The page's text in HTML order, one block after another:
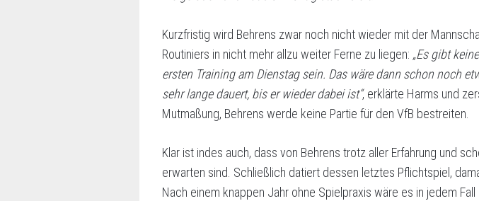
Kurzfristig wird Behrens zwar noch nicht wieder mit der
Routiniers in nicht mehr allzu weiter Ferne zu liegen: „Es gibt
ersten Training am Dienstag sein. Das wäre dann schon noch
sehr lange dauert, bis er wieder dabei ist“, erklärte Harms und
Mutmaßung, Behrens werde keine Partie für den VfB bestreiten.
Klar ist indes auch, dass von Behrens trotz aller Erfahrung und
erwarten sind. Schließlich datiert dessen letztes Pflichtspiel,
Nach einem knappen Jahr ohne Spielpraxis wäre es in jedem